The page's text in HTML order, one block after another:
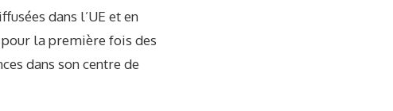
dans l’UE et en
la première fois des
dans son centre de